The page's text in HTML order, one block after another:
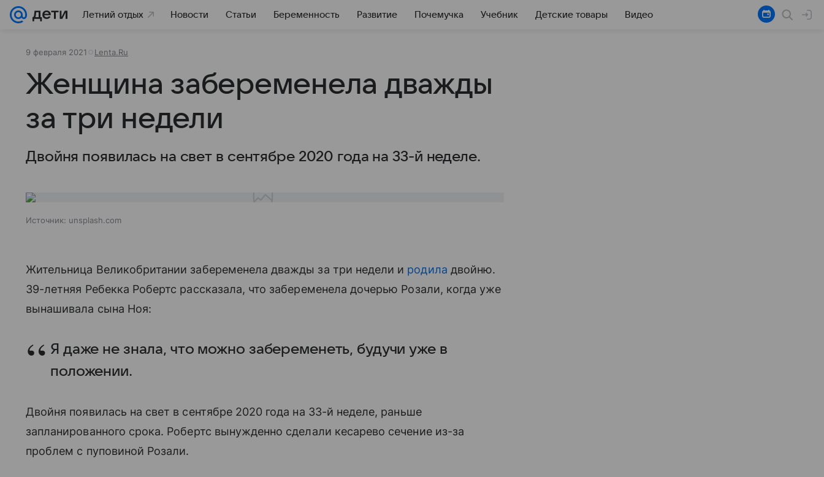
Летний отдых Новости Статьи Беременность Развитие Почемучка Учебник Детские товары Видео
9 февраля 2021 Lenta.Ru
Женщина забеременела дважды
за три недели
Двойня появилась на свет в сентябре 2020 года на 33-й неделе.
Источник: unsplash.com
Жительница Великобритании забеременела дважды за три недели и родила двойню.
39-летняя Ребекка Робертс рассказала, что забеременела дочерью Розали, когда уже
вынашивала сына Ноя:
Я даже не знала, что можно забеременеть, будучи уже в
положении.
Двойня появилась на свет в сентябре 2020 года на 33-й неделе, раньше
запланированного срока. Робертс вынужденно сделали кесарево сечение из-за
проблем с пуповиной Розали.